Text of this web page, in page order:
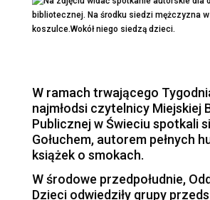
W ramach trwającego
najmłodsi czytelnicy Miejskiej
Publicznej w Świeciu spotkali
Gołuchem, autorem pełnych
książek o smokach.
W środowe przedpołudnie,
Dzieci odwiedziły grupy